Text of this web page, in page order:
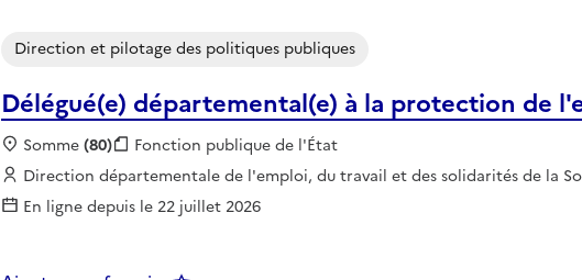
Délégué(e) départemental(e) à la protection de
Direction et pilotage des politiques publiques
Localisation :
Somme(80) Fonction publique :
Fonction publique de l'État
Employeur :
Direction départementale de l'emploi, du travail et des solidarités de la
En ligne depuis le 22 juillet 2026